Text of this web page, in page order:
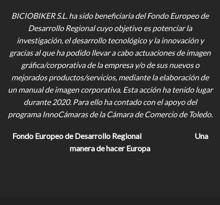
BICIOBIKER S.L. ha sido beneficiaria del Fondo Europeo de
Desarrollo Regional cuyo objetivo es potenciar la
investigación, el desarrollo tecnológico y la innovación y
gracias al que ha podido llevar a cabo actuaciones de imagen
gráfica/corporativa de la empresa y/o de sus nuevos o
mejorados productos/servicios, mediante la elaboración de
un manual de imagen corporativa. Esta acción ha tenido lugar
durante 2020. Para ello ha contado con el apoyo del
programa InnoCámaras de la Cámara de Comercio de Toledo.
Fondo Europeo de Desarrollo Regional
Una
manera de hacer Europa